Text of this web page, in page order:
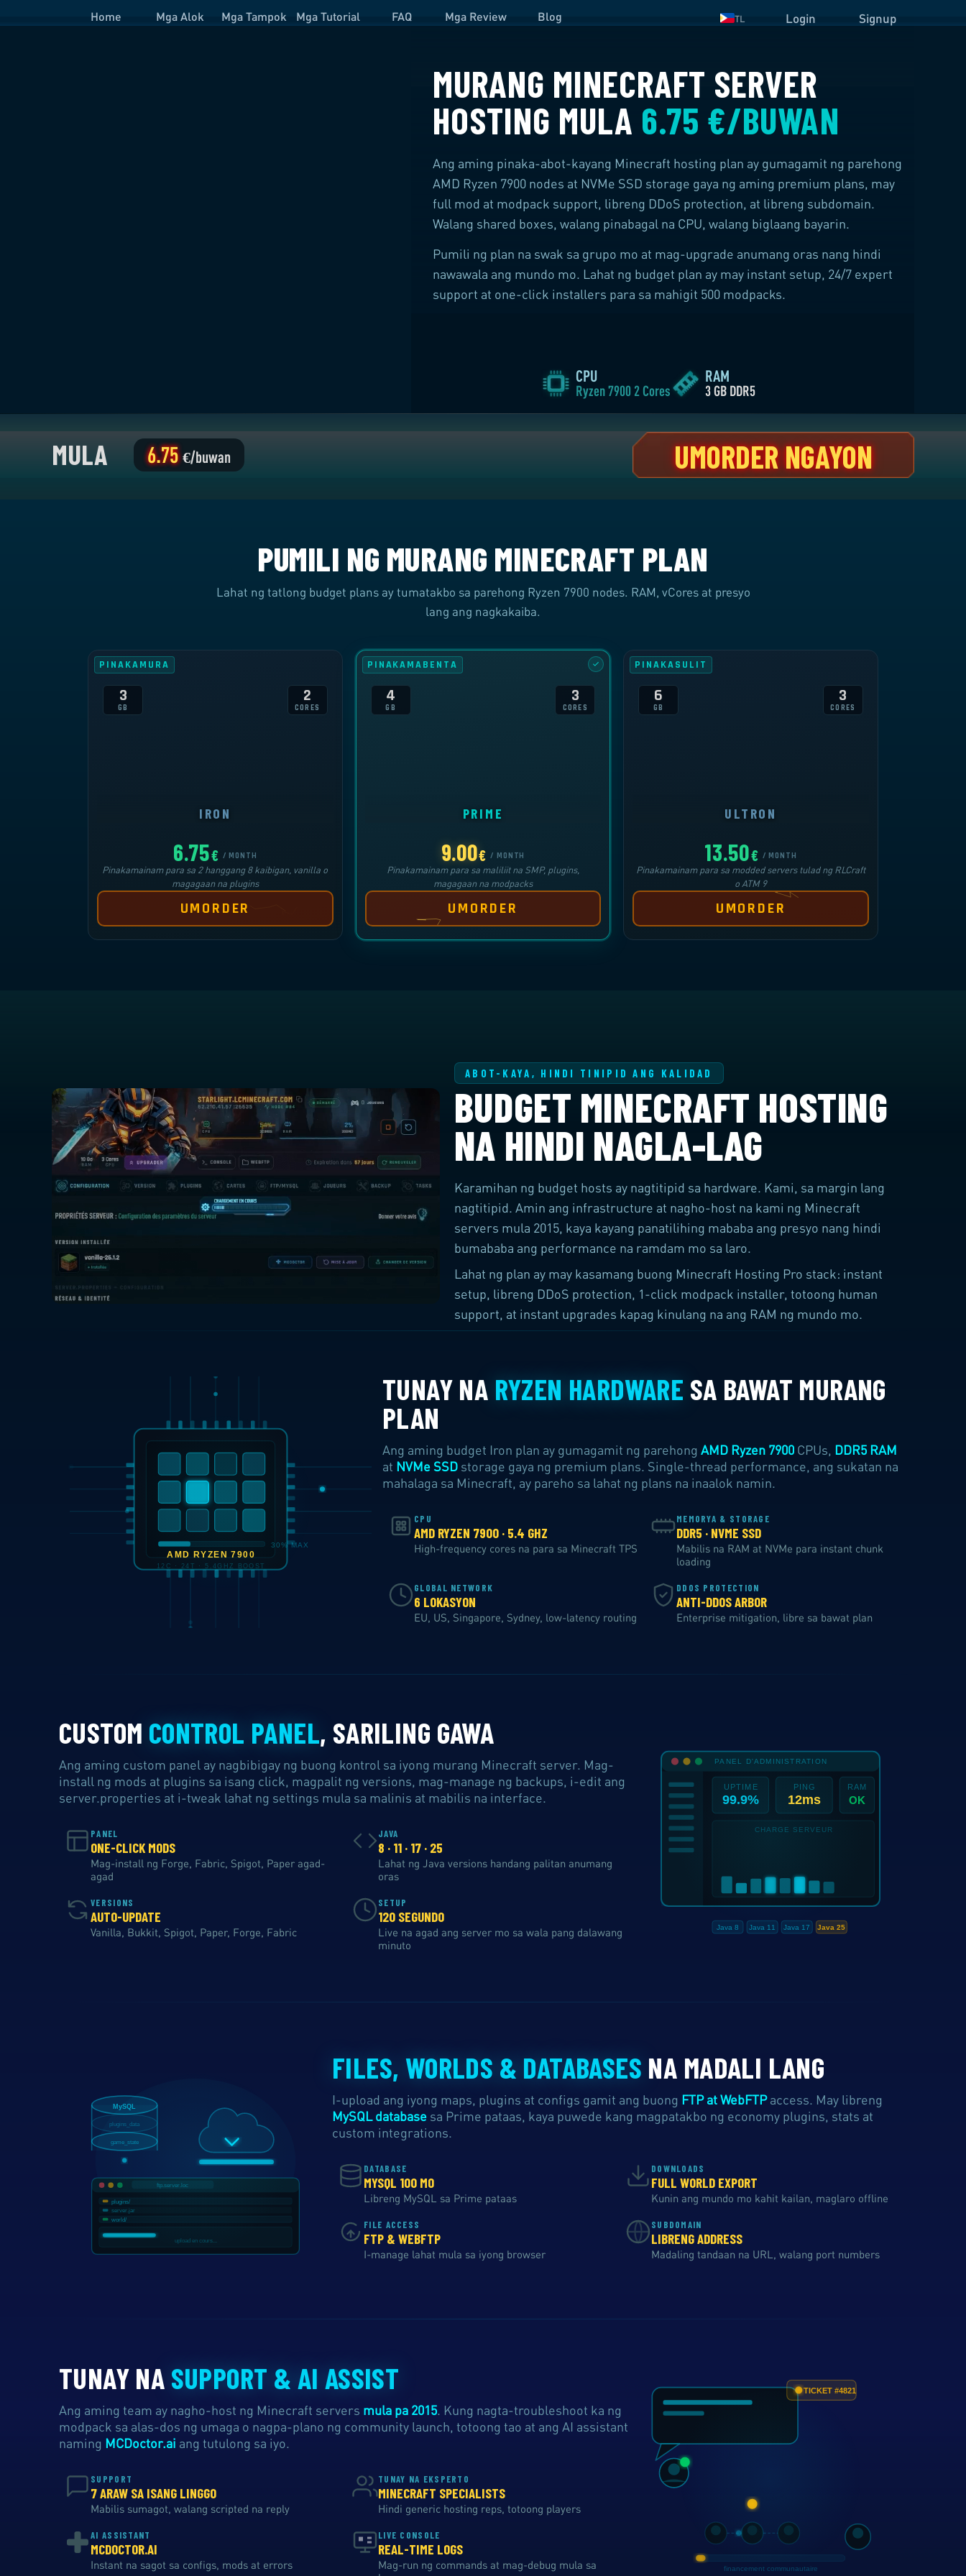
Home Mga Alok Mga Tampok Mga Tutorial FAQ Mga Review Blog TL Login Signup
MURANG MINECRAFT SERVER
HOSTING MULA 6.75 €/BUWAN
Ang aming pinaka-abot-kayang Minecraft hosting plan ay gumagamit ng parehong
AMD Ryzen 7900 nodes at NVMe SSD storage gaya ng aming premium plans, may
full mod at modpack support, libreng DDoS protection, at libreng subdomain.
Walang shared boxes, walang pinabagal na CPU, walang biglaang bayarin.
Pumili ng plan na swak sa grupo mo at mag-upgrade anumang oras nang hindi
nawawala ang mundo mo. Lahat ng budget plan ay may instant setup, 24/7 expert
support at one-click installers para sa mahigit 500 modpacks.
CPU
Ryzen 7900 2 Cores
RAM
3 GB DDR5
UMORDER NGAYON
PUMILI NG MURANG MINECRAFT PLAN
Lahat ng tatlong budget plans ay tumatakbo sa parehong Ryzen 7900 nodes. RAM, vCores at presyo
lang ang nagkakaiba.
PINAKAMURA
3
GB
2
CORES
6.75€ / MONTH
Pinakamainam para sa 2 hanggang 8 kaibigan, vanilla o
magagaan na plugins
UMORDER
PINAKAMABENTA
4
GB
3
CORES
9.00€ / MONTH
Pinakamainam para sa maliliit na SMP, plugins,
magagaan na modpacks
UMORDER
PINAKASULIT
6
GB
3
CORES
13.50€ / MONTH
Pinakamainam para sa modded servers tulad ng RLCraft
o ATM 9
UMORDER
ABOT-KAYA, HINDI TINIPID ANG KALIDAD
BUDGET MINECRAFT HOSTING
NA HINDI NAGLA-LAG
Karamihan ng budget hosts ay nagtitipid sa hardware. Kami, sa margin lang
nagtitipid. Amin ang infrastructure at nagho-host na kami ng Minecraft
servers mula 2015, kaya kayang panatilihing mababa ang presyo nang hindi
bumababa ang performance na ramdam mo sa laro.
Lahat ng plan ay may kasamang buong Minecraft Hosting Pro stack: instant
setup, libreng DDoS protection, 1-click modpack installer, totoong human
support, at instant upgrades kapag kinulang na ang RAM ng mundo mo.
TUNAY NA RYZEN HARDWARE SA BAWAT MURANG
PLAN
Ang aming budget Iron plan ay gumagamit ng parehong AMD Ryzen 7900 CPUs, DDR5 RAM
at NVMe SSD storage gaya ng premium plans. Single-thread performance, ang sukatan na
mahalaga sa Minecraft, ay pareho sa lahat ng plans na inaalok namin.
CPU
AMD RYZEN 7900 · 5.4 GHZ
High-frequency cores na para sa Minecraft TPS
MEMORYA & STORAGE
DDR5 · NVME SSD
Mabilis na RAM at NVMe para instant chunk
loading
GLOBAL NETWORK
6 LOKASYON
EU, US, Singapore, Sydney, low-latency routing
DDOS PROTECTION
ANTI-DDOS ARBOR
Enterprise mitigation, libre sa bawat plan
CUSTOM CONTROL PANEL, SARILING GAWA
Ang aming custom panel ay nagbibigay ng buong kontrol sa iyong murang Minecraft server. Mag-
install ng mods at plugins sa isang click, magpalit ng versions, mag-manage ng backups, i-edit ang
server.properties at i-tweak lahat ng settings mula sa malinis at mabilis na interface.
PANEL
ONE-CLICK MODS
Mag-install ng Forge, Fabric, Spigot, Paper agad-
agad
JAVA
8 · 11 · 17 · 25
Lahat ng Java versions handang palitan anumang
oras
VERSIONS
AUTO-UPDATE
Vanilla, Bukkit, Spigot, Paper, Forge, Fabric
SETUP
120 SEGUNDO
Live na agad ang server mo sa wala pang dalawang
minuto
FILES, WORLDS & DATABASES NA MADALI LANG
I-upload ang iyong maps, plugins at configs gamit ang buong FTP at WebFTPaccess. May libreng
MySQL database sa Prime pataas, kaya puwede kang magpatakbo ng economy plugins, stats at
custom integrations.
DATABASE
MYSQL 100 MO
Libreng MySQL sa Prime pataas
DOWNLOADS
FULL WORLD EXPORT
Kunin ang mundo mo kahit kailan, maglaro offline
FILE ACCESS
FTP & WEBFTP
I-manage lahat mula sa iyong browser
SUBDOMAIN
LIBRENG ADDRESS
Madaling tandaan na URL, walang port numbers
TUNAY NA SUPPORT & AI ASSIST
Ang aming team ay nagho-host ng Minecraft servers mula pa 2015. Kung nagta-troubleshoot ka ng
modpack sa alas-dos ng umaga o nagpa-plano ng community launch, totoong tao at ang AI assistant
naming MCDoctor.ai ang tutulong sa iyo.
SUPPORT
7 ARAW SA ISANG LINGGO
Mabilis sumagot, walang scripted na reply
TUNAY NA EKSPERTO
MINECRAFT SPECIALISTS
Hindi generic hosting reps, totoong players
AI ASSISTANT
MCDOCTOR.AI
Instant na sagot sa configs, mods at errors
LIVE CONSOLE
REAL-TIME LOGS
Mag-run ng commands at mag-debug mula sa